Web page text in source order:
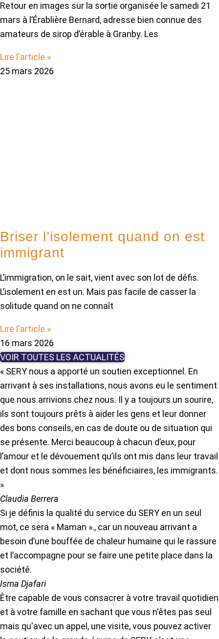
Retour en images sur la sortie organisée le samedi 21
mars à l’Érablière Bernard, adresse bien connue des
amateurs de sirop d’érable à Granby. Les
Lire l'article »
25 mars 2026
Briser l’isolement quand on est
immigrant
L’immigration, on le sait, vient avec son lot de défis.
L’isolement en est un. Mais pas facile de casser la
solitude quand on ne connaît
Lire l'article »
16 mars 2026
VOIR TOUTES LES ACTUALITÉS
« SERY nous a apporté un soutien exceptionnel. En
arrivant à ses installations, nous avons eu le sentiment
que nous arrivions chez nous. Il y a toujours un sourire,
ils sont toujours prêts à aider les gens et leur donner
des bons conseils, en cas de doute ou de situation qui
se présente. Merci beaucoup à chacun d’eux, pour
l’amour et le dévouement qu’ils ont mis dans leur travail
et dont nous sommes les bénéficiaires, les immigrants.
»
Claudia Berrera
Si je définis la qualité du service du SERY en un seul
mot, ce sera « Maman »., car un nouveau arrivant a
besoin d’une bouffée de chaleur humaine qui le rassure
et l’accompagne pour se faire une petite place dans la
société.
Isma Djafari
Être capable de vous consacrer à votre travail quotidien
et à votre famille en sachant que vous n'êtes pas seul
mais qu'avec un appel, une visite, vous pouvez activer